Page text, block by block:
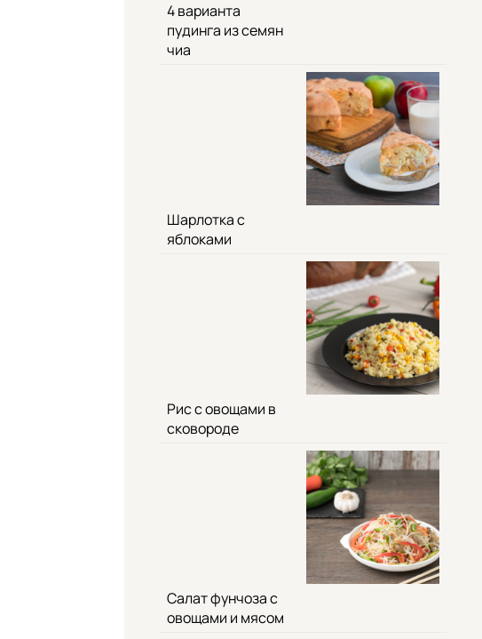
4 варианта
пудинга из семян
чиа
Шарлотка с
яблоками
Рис с овощами в
сковороде
Салат фунчоза с
овощами и мясом